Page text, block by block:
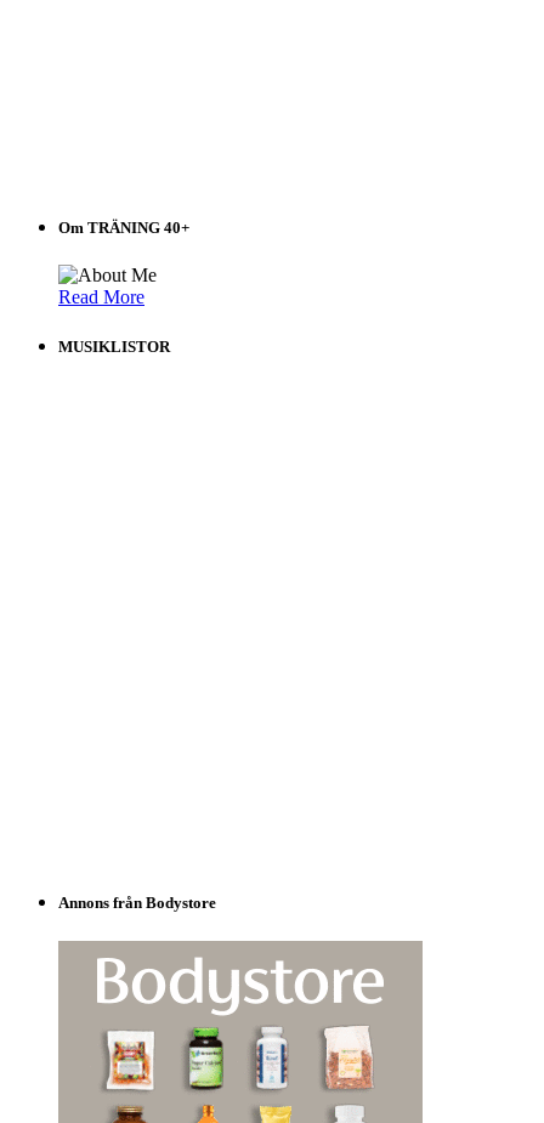
Om TRÄNING 40+
Read More
MUSIKLISTOR
Annons från Bodystore